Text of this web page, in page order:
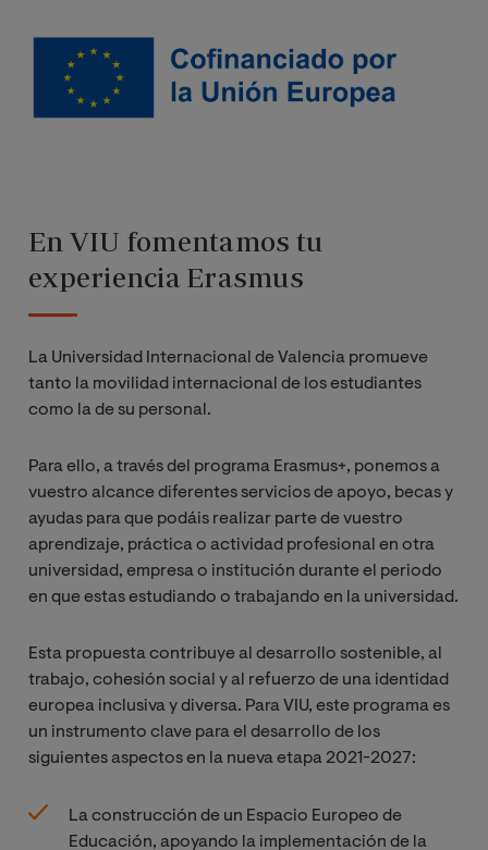
Imagen
En VIU fomentamos tu
experiencia Erasmus
La Universidad Internacional de Valencia promueve
tanto la movilidad internacional de los estudiantes
como la de su personal.
Para ello, a través del programa Erasmus+, ponemos a
vuestro alcance diferentes servicios de apoyo, becas y
ayudas para que podáis realizar parte de vuestro
aprendizaje, práctica o actividad profesional en otra
universidad, empresa o institución durante el periodo
en que estas estudiando o trabajando en la universidad.
Esta propuesta contribuye al desarrollo sostenible, al
trabajo, cohesión social y al refuerzo de una identidad
europea inclusiva y diversa. Para VIU, este programa es
un instrumento clave para el desarrollo de los
siguientes aspectos en la nueva etapa 2021-2027:
La construcción de un Espacio Europeo de
Educación, apoyando la implementación de la